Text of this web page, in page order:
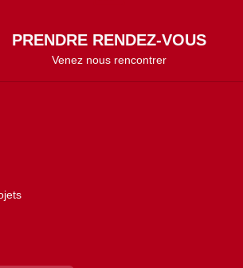
PRENDRE RENDEZ-VOUS
Venez nous rencontrer